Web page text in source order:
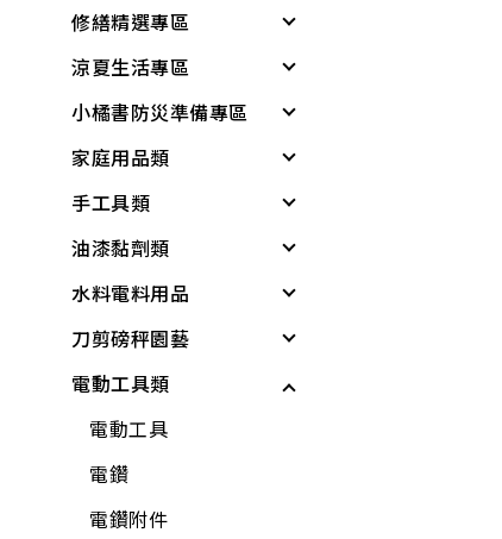
清潔用具
電燈
文具用品
個人清潔衛生用品
居家生活
雨具
廚房用具
蓮蓬頭、沖洗器
電動起子機
水泥砂、填縫劑
稀釋劑
木器漆
修繕精選專區
修繕工具
工作防護
居家生活
所有商品
涼夏生活專區
涼感降溫
戶外遮陽
夏季防護
夏日清爽
所有商品
小橘書防災準備專區
緊急照明與多功能工
具
基本工具與應變器材
繩索與固定材料
個人防護與安全
儲水與應急用品
所有商品
家庭用品類
個人清潔衛生用品
衛浴用品
洗衣、晾曬用品
廚房用品
保鮮膜、保鮮盒、保
鮮袋
水壺、水杯、水瓶
打火機、瓦斯爐
手工具類
螺絲起子
板手
套筒工具
工具組
鉗
剪
鑷子
油漆黏劑類
黏劑
塑鋼土
矽利康、填縫劑
稀釋劑
水泥漆、乳膠漆
調合漆、油漆
水料電料用品
水龍頭組
龍頭組附件
蓮蓬頭、沖洗器
水龍頭
外牙、三通
刀剪磅秤園藝
各式剪刀
各式刀具
磅秤、電子秤
花盆
電動工具類
電動工具
電鑽
電鑽附件